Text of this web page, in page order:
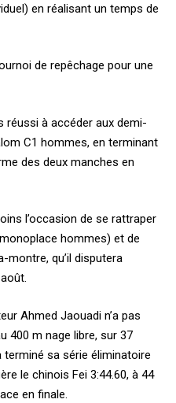
en réalisant un temps de
de repêchage pour une
réussi à accéder aux demi-
C1 hommes, en terminant
des deux manches en
l’occasion de se rattraper
hommes) et de
montre, qu’il disputera
Ahmed Jaouadi n’a pas
400 m nage libre, sur 37
sa série éliminatoire
le chinois Fei 3:44.60, à 44
en finale.